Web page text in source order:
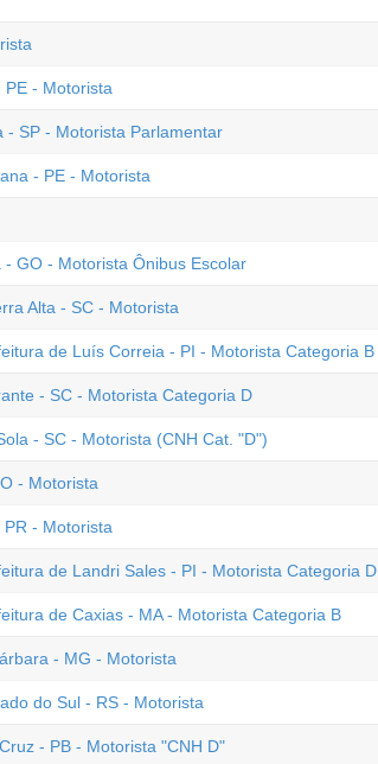
- Motorista
- SP - Motorista Parlamentar
- PE - Motorista
GO - Motorista Ônibus Escolar
Alta - SC - Motorista
de Luís Correia - PI - Motorista Categoria B
- SC - Motorista Categoria D
- SC - Motorista (CNH Cat. "D")
- Motorista
- Motorista
de Landri Sales - PI - Motorista Categoria D
de Caxias - MA - Motorista Categoria B
- MG - Motorista
do Sul - RS - Motorista
- PB - Motorista "CNH D"